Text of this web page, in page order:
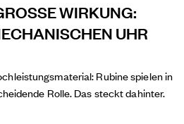
WIRKUNG:
UHR
Rubine spielen in
Rolle. Das steckt dahinter.